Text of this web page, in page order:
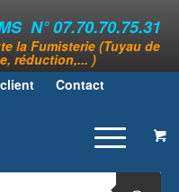
N° 07.70.70.75.31
la Fumisterie (Tuyau de
réduction,... )
Contact